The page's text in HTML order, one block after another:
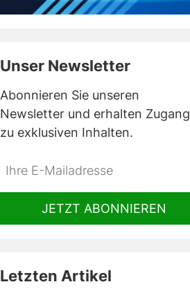
Unser Newsletter
Abonnieren Sie unseren
Newsletter und erhalten Zugang
zu exklusiven Inhalten.
Do
*Ihre
Mailadresse:JETZT ABONNIEREN
Letzten Artikel